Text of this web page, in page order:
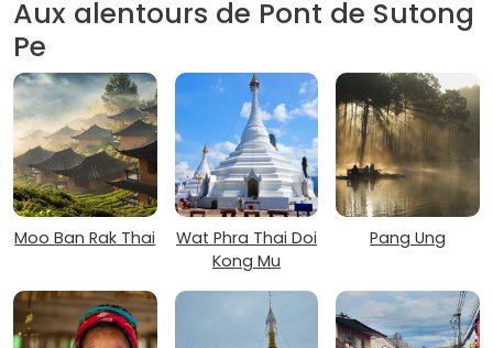
Aux alentours de Pont de Sutong
Pe
Moo Ban Rak Thai
Wat Phra Thai Doi
Kong Mu
Pang Ung